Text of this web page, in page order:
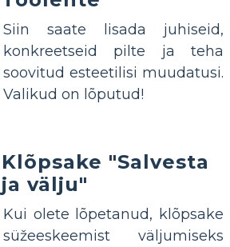
Siin saate lisada juhiseid,
konkreetseid pilte ja teha
soovitud esteetilisi muudatusi.
Valikud on lõputud!
Klõpsake "Salvesta
ja välju"
Kui olete lõpetanud, klõpsake
süžeeskeemist väljumiseks